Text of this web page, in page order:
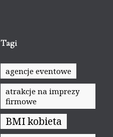
Tagi
agencje eventowe
atrakcje na imprezy
firmowe
BMI kobieta